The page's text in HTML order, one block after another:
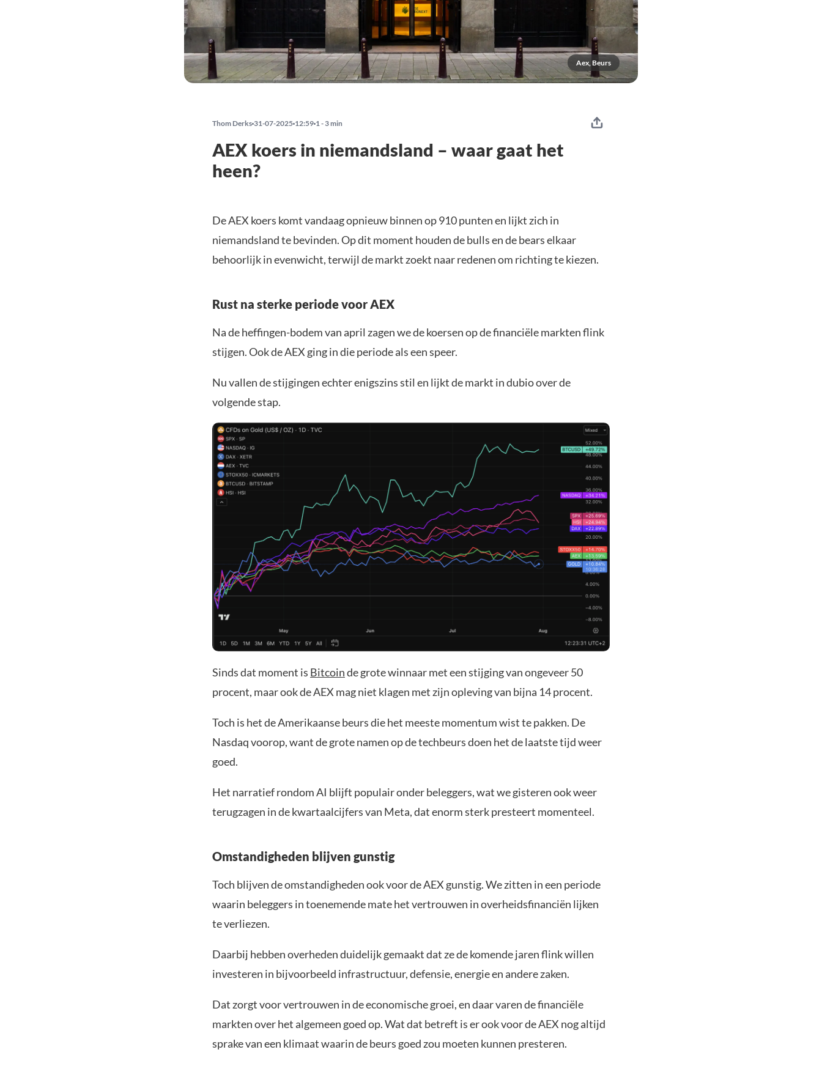
Aex, Beurs
Thom Derks 31-07-2025 12:59 1 - 3 min
AEX koers in niemandsland – waar gaat het
heen?
De AEX koers komt vandaag opnieuw binnen op 910 punten en lijkt zich in
niemandsland te bevinden. Op dit moment houden de bulls en de bears elkaar
behoorlijk in evenwicht, terwijl de markt zoekt naar redenen om richting te kiezen.
Rust na sterke periode voor AEX
Na de heffingen-bodem van april zagen we de koersen op de financiële markten flink
stijgen. Ook de AEX ging in die periode als een speer.
Nu vallen de stijgingen echter enigszins stil en lijkt de markt in dubio over de
volgende stap.
Sinds dat moment is Bitcoinde grote winnaar met een stijging van ongeveer 50
procent, maar ook de AEX mag niet klagen met zijn opleving van bijna 14 procent.
Toch is het de Amerikaanse beurs die het meeste momentum wist te pakken. De
Nasdaq voorop, want de grote namen op de techbeurs doen het de laatste tijd weer
goed.
Het narratief rondom AI blijft populair onder beleggers, wat we gisteren ook weer
terugzagen in de kwartaalcijfers van Meta, dat enorm sterk presteert momenteel.
Omstandigheden blijven gunstig
Toch blijven de omstandigheden ook voor de AEX gunstig. We zitten in een periode
waarin beleggers in toenemende mate het vertrouwen in overheidsfinanciën lijken
te verliezen.
Daarbij hebben overheden duidelijk gemaakt dat ze de komende jaren flink willen
investeren in bijvoorbeeld infrastructuur, defensie, energie en andere zaken.
Dat zorgt voor vertrouwen in de economische groei, en daar varen de financiële
markten over het algemeen goed op. Wat dat betreft is er ook voor de AEX nog altijd
sprake van een klimaat waarin de beurs goed zou moeten kunnen presteren.